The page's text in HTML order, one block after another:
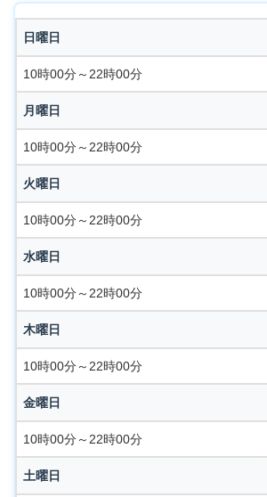
日曜日
10時00分～22時00分
月曜日
10時00分～22時00分
火曜日
10時00分～22時00分
水曜日
10時00分～22時00分
木曜日
10時00分～22時00分
金曜日
10時00分～22時00分
土曜日